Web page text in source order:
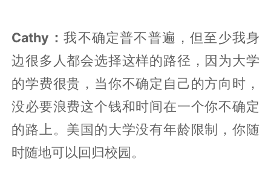
Cathy：我不确定普不普遍，但至少我身
边很多人都会选择这样的路径，因为大学
的学费很贵，当你不确定自己的方向时，
没必要浪费这个钱和时间在一个你不确定
的路上。美国的大学没有年龄限制，你随
时随地可以回归校园。